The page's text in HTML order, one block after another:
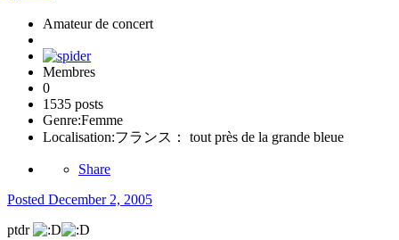
Amateur de concert
Membres
0
1535 posts
Genre:Femme
Localisation:フランス： tout près de la grande bleue
Share
Posted December 2, 2005
ptdr